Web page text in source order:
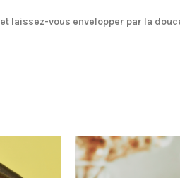
et laissez-vous envelopper par la